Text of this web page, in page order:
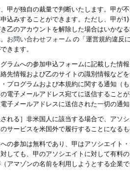
甲が独自の裁量で判断いたします。甲が
込みすることができます。ただし、甲が
乙のアカウントを解除した場合はいかな
お問い合わせフォーム の「運営規約違反
きます。
ラムへの参加申込フォームに記載した情
先情報および乙のサイトの識別情報など
プログラムおよび本規約に関する通知（
電子メールアドレス宛てに送信すること
子メールアドレスに送信された一切の通
れる］非米国人に該当する場合で、アソ
サービスを米国外で履行することになる
の参加は無料であり、甲はアソシエイト
しても、甲のアソシエイトに対して有料
アマゾンの名前を利用しようとする企業